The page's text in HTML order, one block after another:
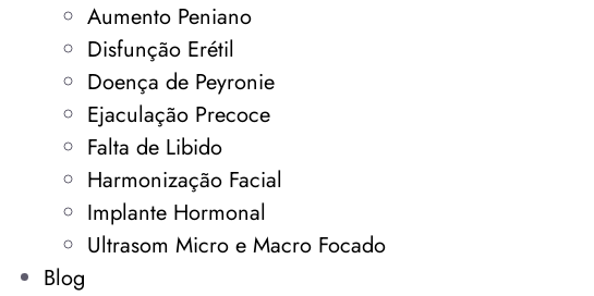
Aumento Peniano
Disfunção Erétil
Doença de Peyronie
Ejaculação Precoce
Falta de Libido
Harmonização Facial
Implante Hormonal
Ultrasom Micro e Macro Focado
Blog